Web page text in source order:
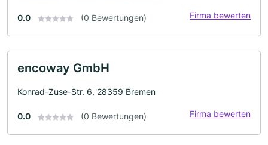
0.0 (0 Bewertungen) Firma bewerten
encoway GmbH
Konrad-Zuse-Str. 6, 28359 Bremen
0.0 (0 Bewertungen) Firma bewerten